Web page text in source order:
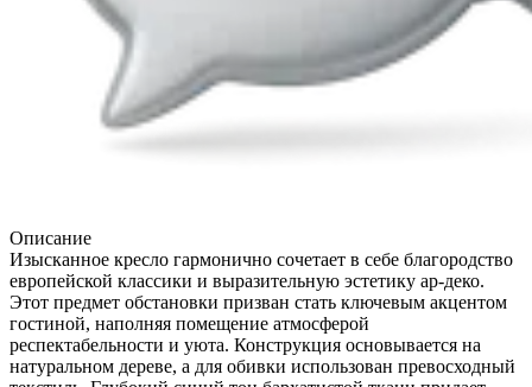
Описание
Изысканное кресло гармонично сочетает в себе благородство
европейской классики и выразительную эстетику ар-деко.
Этот предмет обстановки призван стать ключевым акцентом
гостиной, наполняя помещение атмосферой
респектабельности и уюта. Конструкция основывается на
натуральном дереве, а для обивки использован превосходный